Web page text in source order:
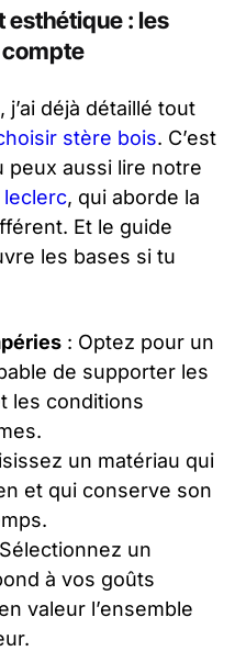
esthétique : les
compte
déjà détaillé tout
stère bois. C’est
peux aussi lire notre
leclerc, qui aborde la
Et le guide
les bases si tu
: Optez pour un
de supporter les
les conditions
un matériau qui
et qui conserve son
un
à vos goûts
valeur l’ensemble